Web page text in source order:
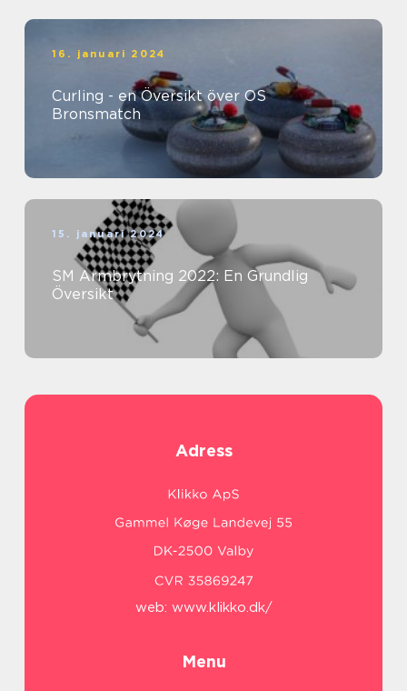
16. januari 2024
Curling - en Översikt över OS
Bronsmatch
15. januari 2024
SM Armbrytning 2022: En Grundlig
Översikt
Adress
web: www.klikko.dk/
Menu